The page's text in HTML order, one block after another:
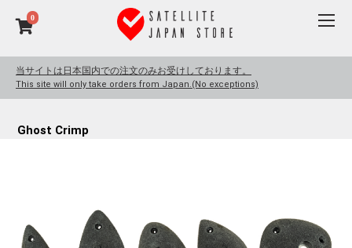
0
当サイトは日本国内での注文のみお受けしております。
This site will only take orders from Japan.(No exceptions)
Ghost Crimp